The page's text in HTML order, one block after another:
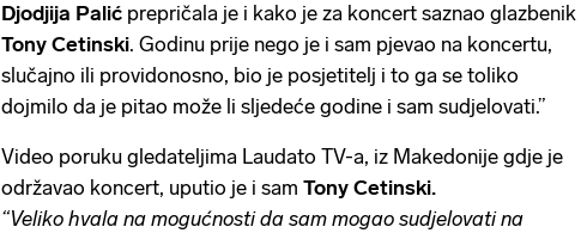
Djodjija Palić prepričala je i kako je za koncert saznao glazbenik
Tony Cetinski. Godinu prije nego je i sam pjevao na koncertu,
slučajno ili providonosno, bio je posjetitelj i to ga se toliko
dojmilo da je pitao može li sljedeće godine i sam sudjelovati.”
Video poruku gledateljima Laudato TV-a, iz Makedonije gdje je
održavao koncert, uputio je i sam Tony Cetinski.
“Veliko hvala na mogućnosti da sam mogao sudjelovati na